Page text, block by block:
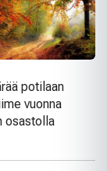
potilaan
vuonna
osastolla